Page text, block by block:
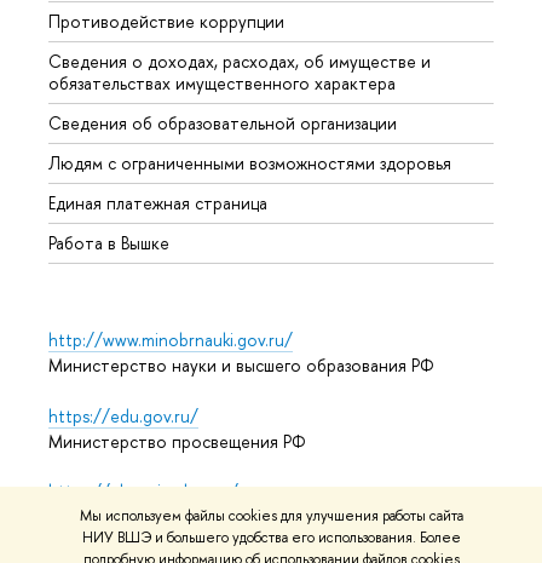
Мы используем файлы cookies для улучшения работы сайта
НИУ ВШЭ и большего удобства его использования. Более
Противодействие коррупции
Сведения о доходах, расходах, об имуществе и
обязательствах имущественного характера
Сведения об образовательной организации
Людям с ограниченными возможностями здоровья
Единая платежная страница
Работа в Вышке
http://www.minobrnauki.gov.ru/
Министерство науки и высшего образования РФ
https://edu.gov.ru/
Министерство просвещения РФ
https://elearning.hse.ru/mooc
Массовые открытые онлайн-курсы